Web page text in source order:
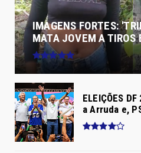
IMAGENS FORTES:
MATA JOVEM A TIROS
ELEIÇÕES
a Arruda e,